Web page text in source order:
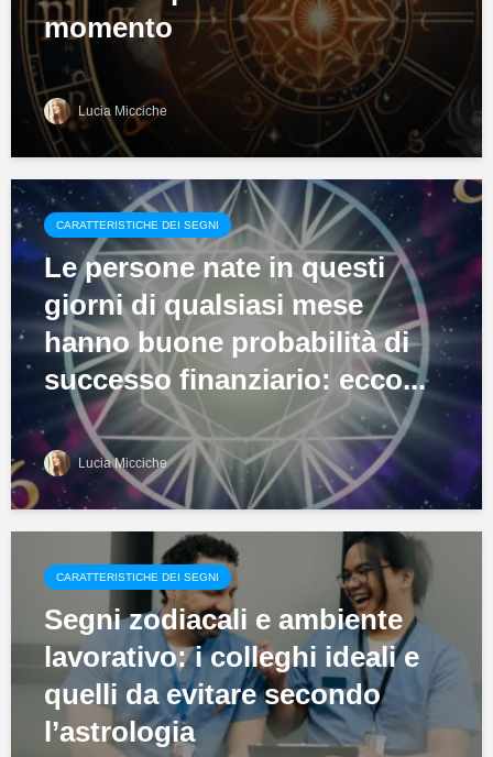
momento
Lucia Micciche
CARATTERISTICHE DEI SEGNI
Le persone nate in questi
giorni di qualsiasi mese
hanno buone probabilità di
successo finanziario: ecco...
Lucia Micciche
CARATTERISTICHE DEI SEGNI
Segni zodiacali e ambiente
lavorativo: i colleghi ideali e
quelli da evitare secondo
l’astrologia